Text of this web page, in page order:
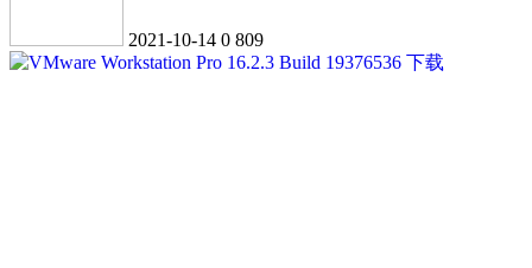
2021-10-14 0 809